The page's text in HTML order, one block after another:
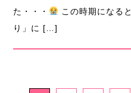
た・・・
この時期になる
り」に […]